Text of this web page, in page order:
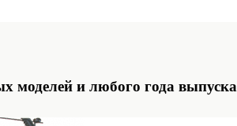
моделей и любого года выпуска